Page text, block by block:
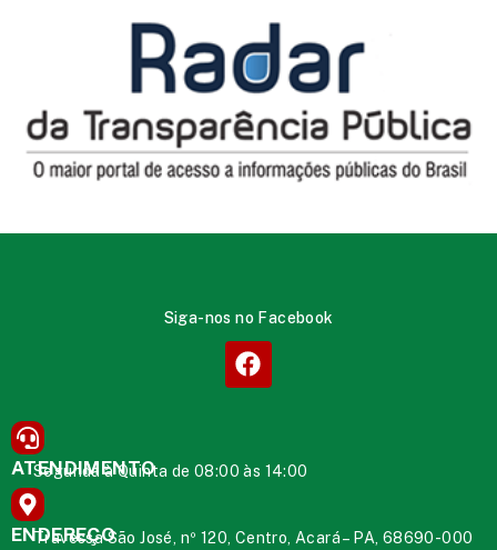
Siga-nos no Facebook
ATENDIMENTO
Segunda à Quinta de 08:00 às 14:00
ENDEREÇO
Travessa São José, nº 120, Centro, Acará – PA, 68690-000